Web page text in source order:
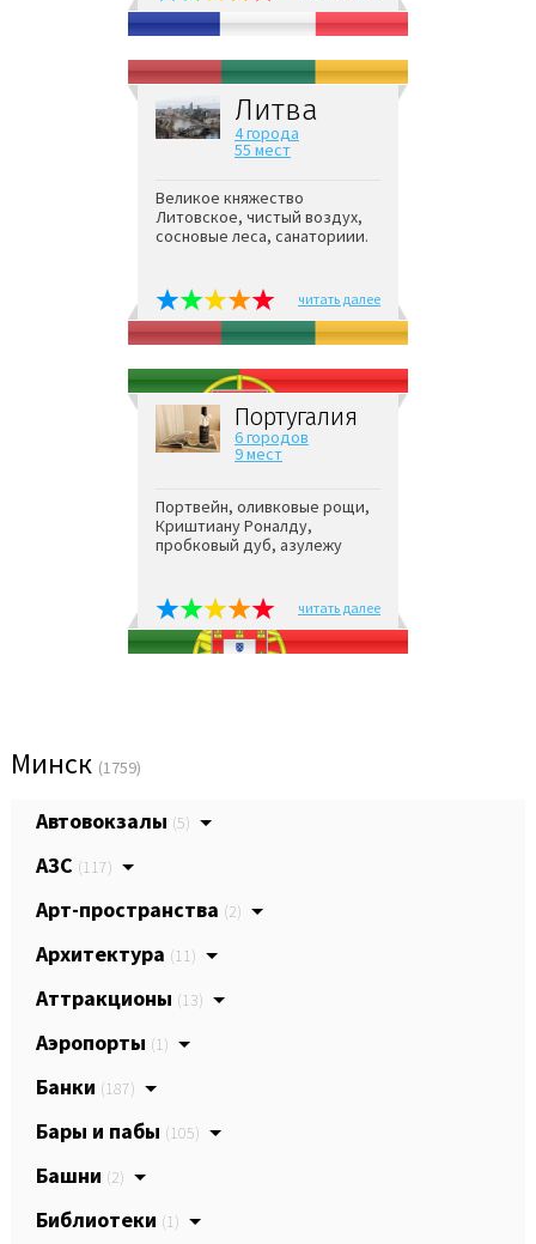
Литва
4 города
55 мест
Великое княжество
Литовское, чистый воздух,
сосновые леса, санаториии.
читать далее
Португалия
6 городов
9 мест
Портвейн, оливковые рощи,
Криштиану Роналду,
пробковый дуб, азулежу
читать далее
Минск (1759)
Автовокзалы (5)
АЗС (117)
Арт-пространства (2)
Архитектура (11)
Аттракционы (13)
Аэропорты (1)
Банки (187)
Бары и пабы (105)
Башни (2)
Библиотеки (1)